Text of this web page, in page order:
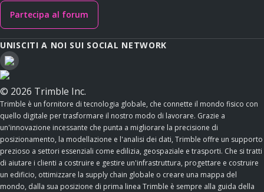
Partecipa al forum
UNISCITI A NOI SUI SOCIAL NETWORK
© 2026 Trimble Inc.
Trimble è un fornitore di tecnologia globale, che connette il mondo fisico con
quello digitale per trasformare il nostro modo di lavorare. Grazie a
un'innovazione incessante che punta a migliorare la precisione di
posizionamento, la modellazione e l'analisi dei dati, Trimble offre un supporto
prezioso a settori essenziali come edilizia, geospaziale e trasporti. Che si tratti
di aiutare i clienti a costruire e gestire un'infrastruttura, progettare e costruire
un edificio, ottimizzare la supply chain globale o creare una mappa del
mondo, dalla sua posizione di prima linea Trimble è sempre alla guida della